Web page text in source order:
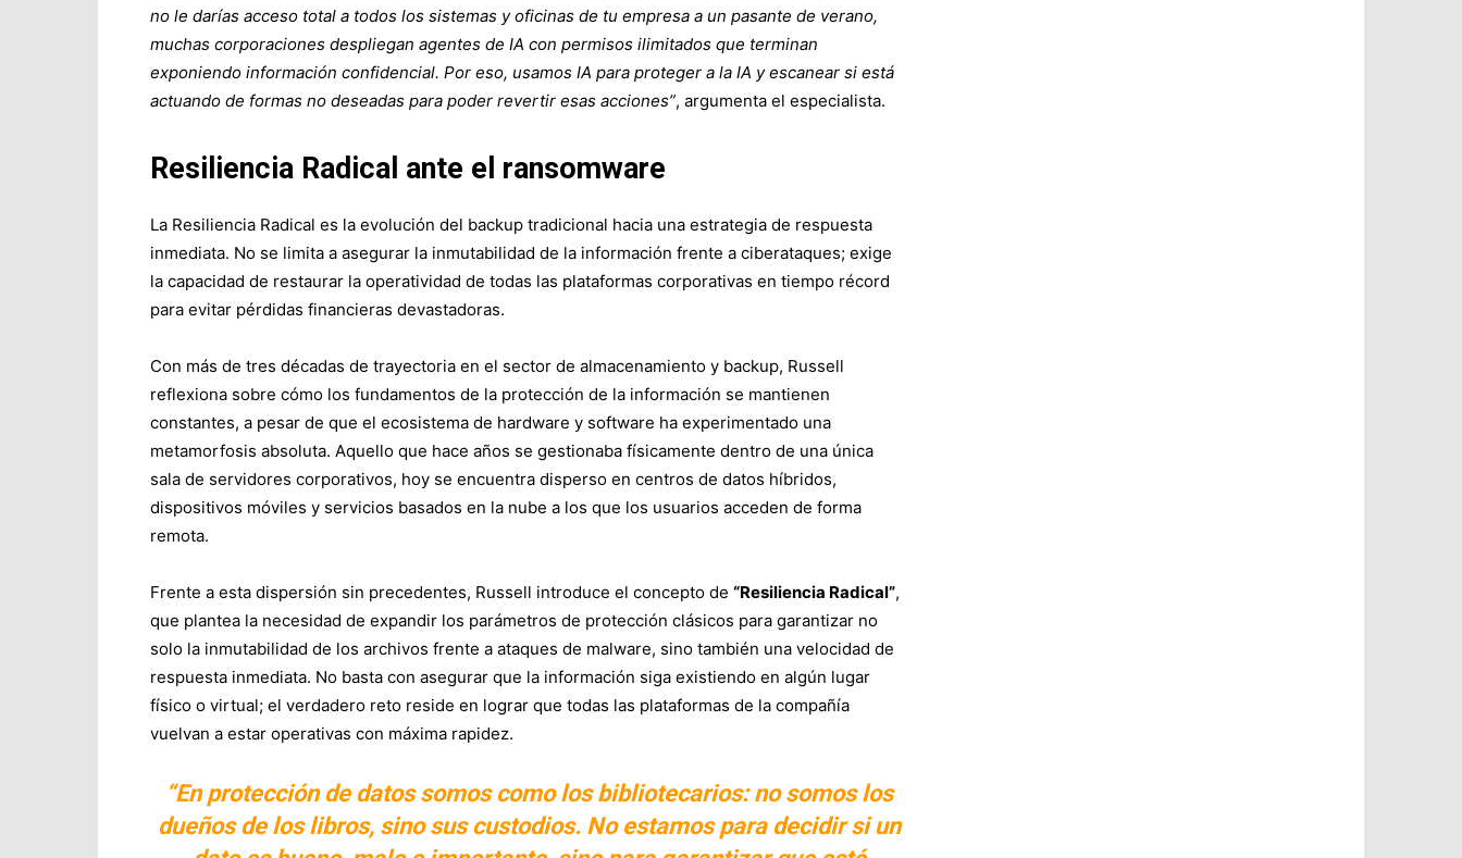
no le darías acceso total a todos los sistemas y oficinas de tu empresa a un pasante de verano,
muchas corporaciones despliegan agentes de IA con permisos ilimitados que terminan
exponiendo información confidencial. Por eso, usamos IA para proteger a la IA y escanear si está
actuando de formas no deseadas para poder revertir esas acciones”, argumenta el especialista.
Resiliencia Radical ante el ransomware
La Resiliencia Radical es la evolución del backup tradicional hacia una estrategia de respuesta
inmediata. No se limita a asegurar la inmutabilidad de la información frente a ciberataques; exige
la capacidad de restaurar la operatividad de todas las plataformas corporativas en tiempo récord
para evitar pérdidas financieras devastadoras.
Con más de tres décadas de trayectoria en el sector de almacenamiento y backup, Russell
reflexiona sobre cómo los fundamentos de la protección de la información se mantienen
constantes, a pesar de que el ecosistema de hardware y software ha experimentado una
metamorfosis absoluta. Aquello que hace años se gestionaba físicamente dentro de una única
sala de servidores corporativos, hoy se encuentra disperso en centros de datos híbridos,
dispositivos móviles y servicios basados en la nube a los que los usuarios acceden de forma
remota.
Frente a esta dispersión sin precedentes, Russell introduce el concepto de “Resiliencia Radical”,
que plantea la necesidad de expandir los parámetros de protección clásicos para garantizar no
solo la inmutabilidad de los archivos frente a ataques de malware, sino también una velocidad de
respuesta inmediata. No basta con asegurar que la información siga existiendo en algún lugar
físico o virtual; el verdadero reto reside en lograr que todas las plataformas de la compañía
vuelvan a estar operativas con máxima rapidez.
“En protección de datos somos como los bibliotecarios: no somos los
dueños de los libros, sino sus custodios. No estamos para decidir si un